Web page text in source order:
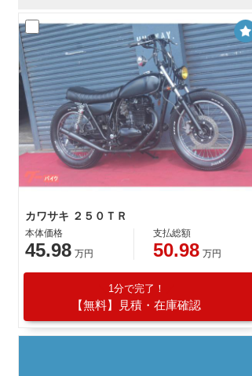
カワサキ ２５０ＴＲ
本体価格
45.98 万円
支払総額
50.98 万円
1分で完了！
【無料】見積・在庫確認